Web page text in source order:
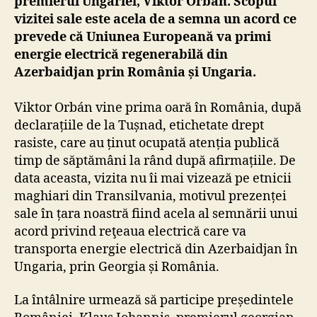
vizitei sale este acela de a semna un acord ce
prevede că Uniunea Europeană va primi
energie electrică regenerabilă din
Azerbaidjan prin România și Ungaria.
Viktor Orbán vine prima oară în România, după
declarațiile de la Tușnad, etichetate drept
rasiste, care au ținut ocupată atenția publică
timp de săptămâni la rând după afirmațiile. De
data aceasta, vizita nu îi mai vizează pe etnicii
maghiari din Transilvania, motivul prezenței
sale în țara noastră fiind acela al semnării unui
acord privind reţeaua electrică care va
transporta energie electrică din Azerbaidjan în
Ungaria, prin Georgia și România.
La întâlnire urmează să participe președintele